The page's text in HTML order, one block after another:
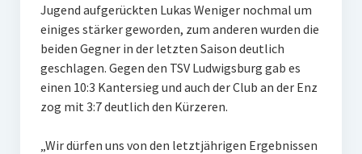
Jugend Sponsoring
Jugend aufgerückten Lukas Weniger nochmal um
einiges stärker geworden, zum anderen wurden die
beiden Gegner in der letzten Saison deutlich
geschlagen. Gegen den TSV Ludwigsburg gab es
einen 10:3 Kantersieg und auch der Club an der Enz
zog mit 3:7 deutlich den Kürzeren.
„Wir dürfen uns von den letztjährigen Ergebnissen